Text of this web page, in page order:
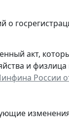
акт,
и
России